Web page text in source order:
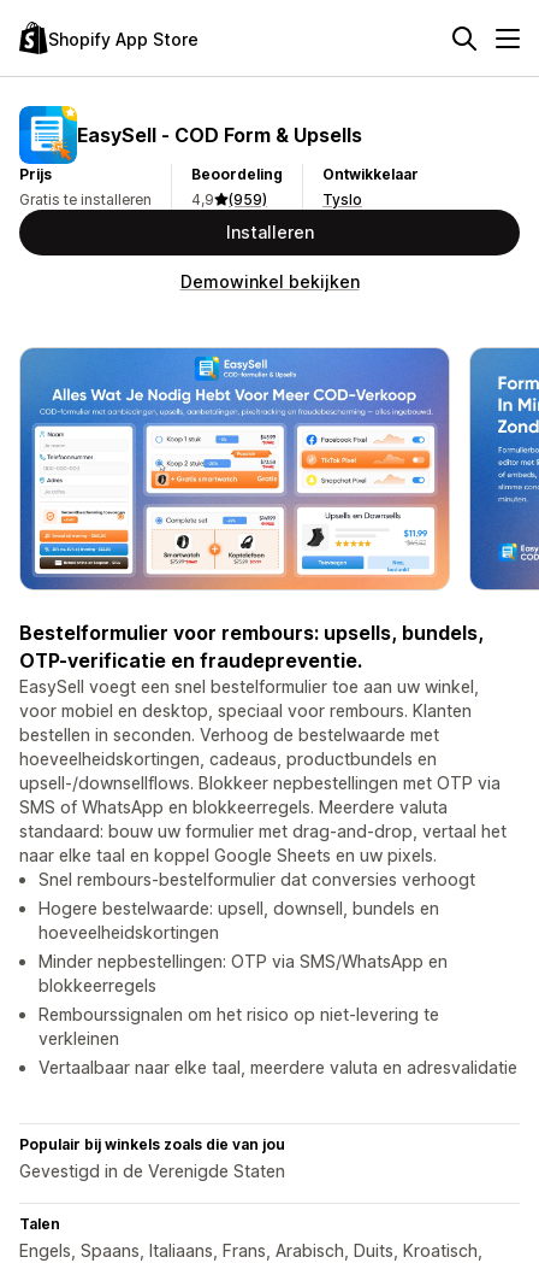
Shopify App Store
EasySell ‑ COD Form & Upsells
Prijs
Gratis te installeren
Beoordeling
4,9
(959)
Ontwikkelaar
Tyslo
Installeren
Demowinkel bekijken
Bestelformulier voor rembours: upsells, bundels,
OTP-verificatie en fraudepreventie.
EasySell voegt een snel bestelformulier toe aan uw winkel,
voor mobiel en desktop, speciaal voor rembours. Klanten
bestellen in seconden. Verhoog de bestelwaarde met
hoeveelheidskortingen, cadeaus, productbundels en
upsell-/downsellflows. Blokkeer nepbestellingen met OTP via
SMS of WhatsApp en blokkeerregels. Meerdere valuta
standaard: bouw uw formulier met drag-and-drop, vertaal het
naar elke taal en koppel Google Sheets en uw pixels.
Snel rembours-bestelformulier dat conversies verhoogt
Hogere bestelwaarde: upsell, downsell, bundels en
hoeveelheidskortingen
Minder nepbestellingen: OTP via SMS/WhatsApp en
blokkeerregels
Rembourssignalen om het risico op niet-levering te
verkleinen
Vertaalbaar naar elke taal, meerdere valuta en adresvalidatie
Populair bij winkels zoals die van jou
Gevestigd in de Verenigde Staten
Talen
Engels, Spaans, Italiaans, Frans, Arabisch, Duits, Kroatisch,